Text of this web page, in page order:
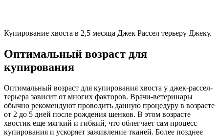
Купирование хвоста в 2,5 месяца Джек Рассел терьеру Джеку.
Оптимальный возраст для
купирования
Оптимальный возраст для купирования хвоста у джек-рассел-
терьера зависит от многих факторов. Врачи-ветеринары
обычно рекомендуют проводить данную процедуру в возрасте
от 2 до 5 дней после рождения щенков. В этом возрасте
хвостик еще мягкий и гибкий, что облегчает сам процесс
купирования и ускоряет заживление тканей. Более позднее